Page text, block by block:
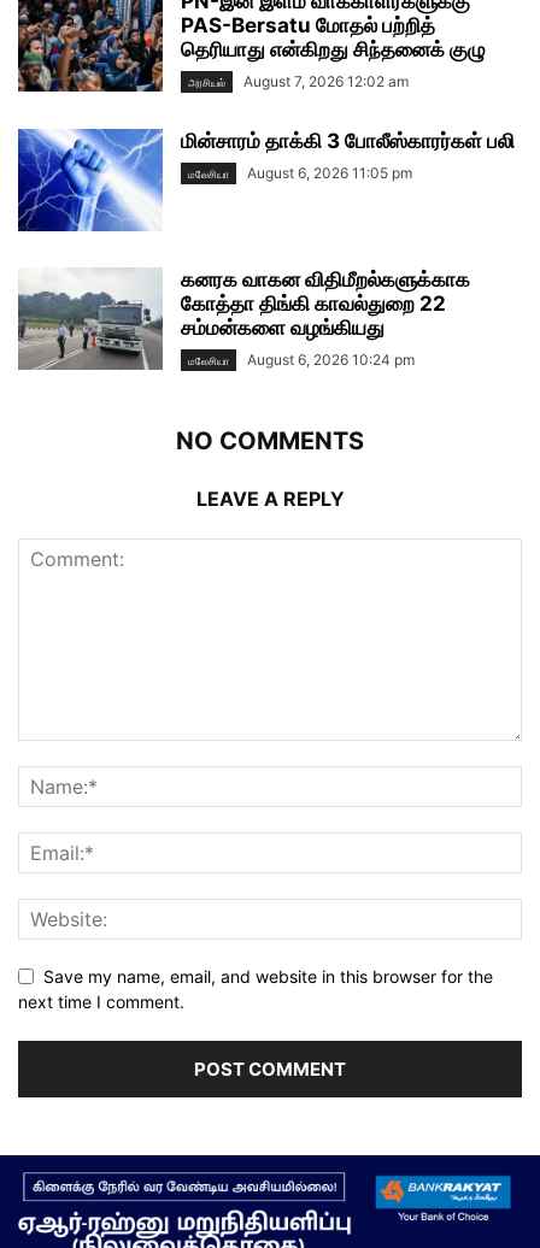
PAS-Bersatu மோதல் பற்றித்
தெரியாது என்கிறது சிந்தனைக் குழு
அரசியல் August 7, 2026 12:02 am
மின்சாரம் தாக்கி 3 போலீஸ்காரர்கள் பலி
மலேசியா August 6, 2026 11:05 pm
கனரக வாகன விதிமீறல்களுக்காக
கோத்தா திங்கி காவல்துறை 22
சம்மன்களை வழங்கியது
மலேசியா August 6, 2026 10:24 pm
NO COMMENTS
LEAVE A REPLY
Save my name, email, and website in this browser for the
next time I comment.